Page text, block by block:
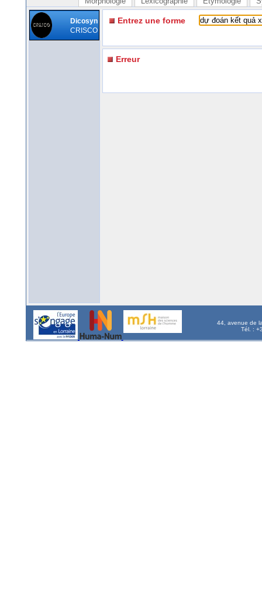
Dicosyn
CRISCO
Entrez une forme
Erreur
44, avenue de
Tél. :